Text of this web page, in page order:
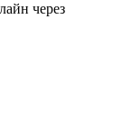
через